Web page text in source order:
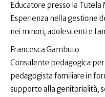
Educatore presso la Tutela
Esperienza nella gestione
nei minori, adolescenti e
Francesca Gambuto
Consulente pedagogica
pedagogista familiare in
supporto alla genitorialità,